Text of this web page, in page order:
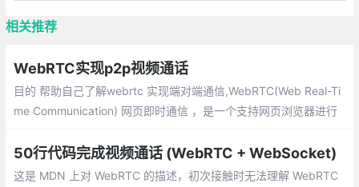
相关推荐
WebRTC实现p2p视频通话
目的 帮助自己了解webrtc 实现端对端通信,WebRTC(Web Real-Ti
me Communication) 网页即时通信 ，是一个支持网页浏览器进行
50行代码完成视频通话 (WebRTC + WebSocket)
这是 MDN 上对 WebRTC 的描述，初次接触时无法理解 WebRTC